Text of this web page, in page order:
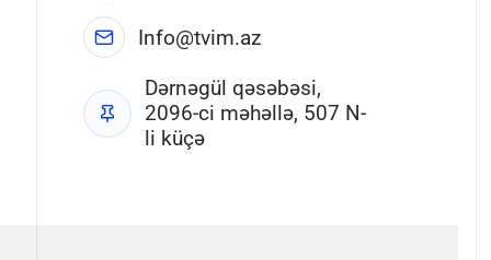
Info@tvim.az
Dərnəgül qəsəbəsi,
2096-ci məhəllə, 507 N-
li küçə